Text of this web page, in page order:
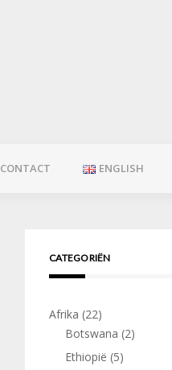
CONTACT ENGLISH
CATEGORIËN
Afrika (22)
Botswana (2)
Ethiopië (5)